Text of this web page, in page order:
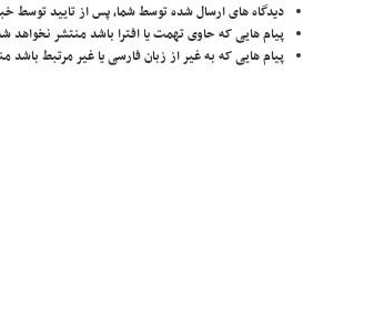
دیدگاه های ارسال شده توسط شما، پس از تایید توسط
پیام هایی که حاوی تهمت یا افترا باشد منتشر نخواهد
پیام هایی که به غیر از زبان فارسی یا غیر مرتبط باشد